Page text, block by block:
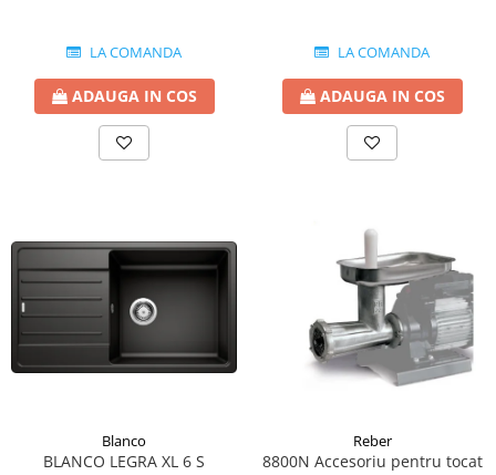
LA COMANDA
ADAUGA IN COS
LA COMANDA
ADAUGA IN COS
Blanco
BLANCO LEGRA XL 6 S
Reber
8800N Accesoriu pentru tocat